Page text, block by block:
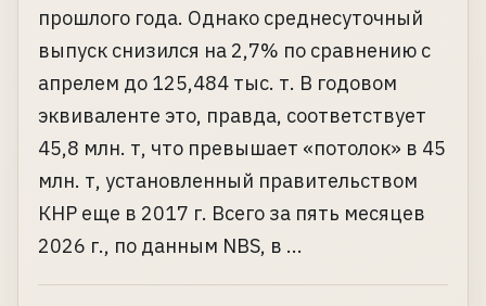
прошлого года. Однако среднесуточный
выпуск снизился на 2,7% по сравнению с
апрелем до 125,484 тыс. т. В годовом
эквиваленте это, правда, соответствует
45,8 млн. т, что превышает «потолок» в 45
млн. т, установленный правительством
КНР еще в 2017 г. Всего за пять месяцев
2026 г., по данным NBS, в ...